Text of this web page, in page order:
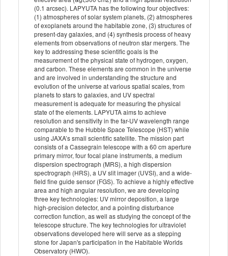
(0.1 arcsec). LAPYUTA has the following four objectives:
(1) atmospheres of solar system planets, (2) atmospheres
of exoplanets around the habitable zone, (3) structures of
present-day galaxies, and (4) synthesis process of heavy
elements from observations of neutron star mergers. The
key to addressing these scientific goals is the
measurement of the physical state of hydrogen, oxygen,
and carbon. These elements are common in the universe
and are involved in understanding the structure and
evolution of the universe at various spatial scales, from
planets to stars to galaxies, and UV spectral
measurement is adequate for measuring the physical
state of the elements. LAPYUTA aims to achieve
resolution and sensitivity in the far-UV wavelength range
comparable to the Hubble Space Telescope (HST) while
using JAXA’s small scientific satellite. The mission part
consists of a Cassegrain telescope with a 60 cm aperture
primary mirror, four focal plane instruments, a medium
dispersion spectrograph (MRS), a high dispersion
spectrograph (HRS), a UV slit imager (UVSI), and a wide-
field fine guide sensor (FGS). To achieve a highly effective
area and high angular resolution, we are developing
three key technologies: UV mirror deposition, a large
high-precision detector, and a pointing disturbance
correction function, as well as studying the concept of the
telescope structure. The key technologies for ultraviolet
observations developed here will serve as a stepping
stone for Japan's participation in the Habitable Worlds
Observatory (HWO).